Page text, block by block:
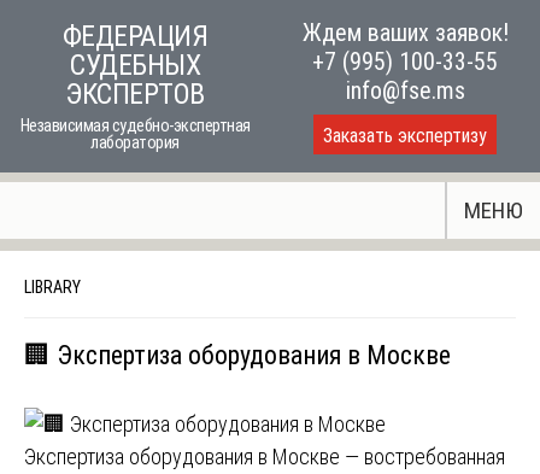
ФЕДЕРАЦИЯ
СУДЕБНЫХ
ЭКСПЕРТОВ
Независимая судебно-экспертная
лаборатория
Ждем ваших заявок!
+7 (995) 100-33-55
info@fse.ms
Заказать экспертизу
МЕНЮ
LIBRARY
🏢 Экспертиза оборудования в Москве
Экспертиза оборудования в Москве — востребованная